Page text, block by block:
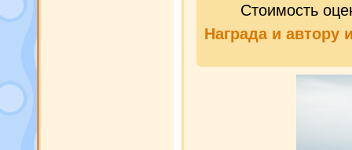
Стоимость
Награда и автору